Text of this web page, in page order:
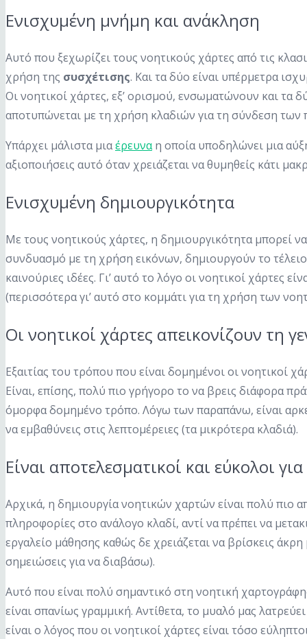
Ενισχυμένη μνήμη και ανάκληση
Αυτό που ξεχωρίζει τους νοητικούς χάρτες από τις
χρήση της συσχέτισης. Και τα δύο είναι υπέρμετρα
Οι νοητικοί χάρτες, εξ’ ορισμού, ενσωματώνουν και τα
αποτυπώνεται με τη χρήση κλαδιών για τη σύνδεση
Υπάρχει μάλιστα μιαέρευναη οποία υποδηλώνει μια
αξιοποιήσεις αυτό όταν χρειάζεται να θυμηθείς κάτι
Ενισχυμένη δημιουργικότητα
Με τους νοητικούς χάρτες, η δημιουργικότητα μπορεί
συνδυασμό με τη χρήση εικόνων, δημιουργούν το
καινούριες ιδέες. Γι’ αυτό το λόγο οι νοητικοί χάρτες
(περισσότερα γι’ αυτό στο κομμάτι για τη χρήση των
Οι νοητικοί χάρτες απεικονίζουν τη
Εξαιτίας του τρόπου που είναι δομημένοι οι νοητικοί
Είναι, επίσης, πολύ πιο γρήγορο το να βρεις διάφορα
όμορφα δομημένο τρόπο. Λόγω των παραπάνω, είναι
να εμβαθύνεις στις λεπτομέρειες (τα μικρότερα κλαδιά).
Είναι αποτελεσματικοί και εύκολοι
Αρχικά, η δημιουργία νοητικών χαρτών είναι πολύ πιο
πληροφορίες στο ανάλογο κλαδί, αντί να πρέπει να
εργαλείο μάθησης καθώς δε χρειάζεται να βρίσκεις
σημειώσεις για να διαβάσω).
Αυτό που είναι πολύ σημαντικό στη νοητική
είναι σπανίως γραμμική. Αντίθετα, το μυαλό μας
είναι ο λόγος που οι νοητικοί χάρτες είναι τόσο